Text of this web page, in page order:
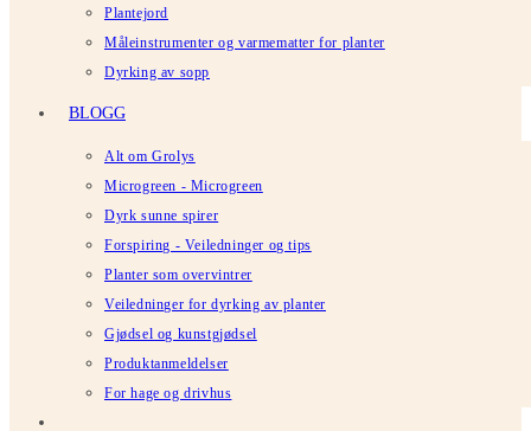
Plantejord
Måleinstrumenter og varmematter for planter
Dyrking av sopp
BLOGG
Alt om Grolys
Microgreen - Microgreen
Dyrk sunne spirer
Forspiring - Veiledninger og tips
Planter som overvintrer
Veiledninger for dyrking av planter
Gjødsel og kunstgjødsel
Produktanmeldelser
For hage og drivhus